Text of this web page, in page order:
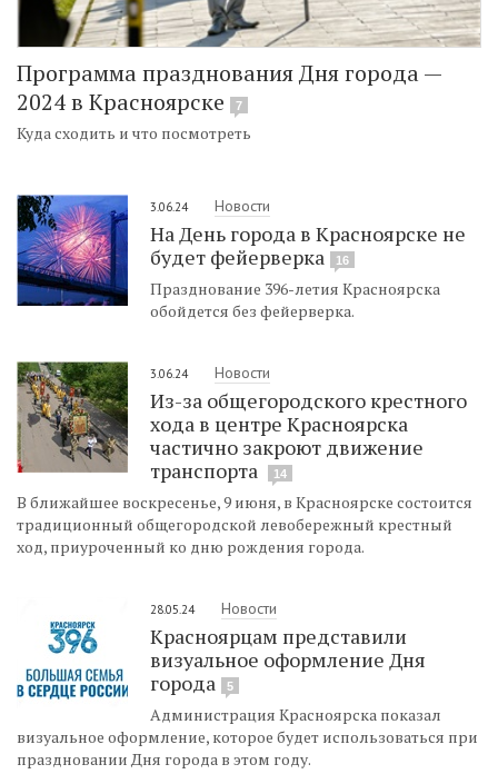
Программа празднования Дня города —
2024 в Красноярске
7
Куда сходить и что посмотреть
3.06.24 Новости
На День города в Красноярске не
будет фейерверка
16
Празднование 396-летия Красноярска
обойдется без фейерверка.
3.06.24 Новости
Из-за общегородского крестного
хода в центре Красноярска
частично закроют движение
транспорта
14
В ближайшее воскресенье, 9 июня, в Красноярске состоится
традиционный общегородской левобережный крестный
ход, приуроченный ко дню рождения города.
28.05.24 Новости
Красноярцам представили
визуальное оформление Дня
города
5
Администрация Красноярска показал
визуальное оформление, которое будет использоваться при
праздновании Дня города в этом году.